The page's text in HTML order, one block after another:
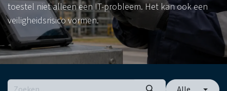
toestel niet alleen een IT-probleem. Het kan ook een
veiligheidsrisico vormen.